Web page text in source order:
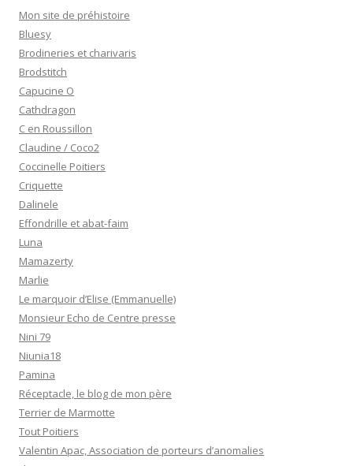
Mon site de préhistoire
Bluesy
Brodineries et charivaris
Brodstitch
Capucine O
Cathdragon
C en Roussillon
Claudine / Coco2
Coccinelle Poitiers
Criquette
Dalinele
Effondrille et abat-faim
Luna
Mamazerty
Marlie
Le marquoir d’Elise (Emmanuelle)
Monsieur Echo de Centre presse
Nini 79
Niunia18
Pamina
Réceptacle, le blog de mon père
Terrier de Marmotte
Tout Poitiers
Valentin Apac, Association de porteurs d’anomalies